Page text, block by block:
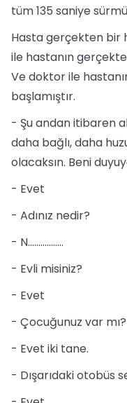
tüm 135 saniye
Hasta gerçekten bir
ile hastanın
Ve doktor ile
başlamıştır.
- Şu andan itibaren
daha bağlı, daha
olacaksın. Beni
- Evet
- Adınız nedir?
- N.................
- Evli misiniz?
- Evet
- Çocuğunuz var mı?
- Evet iki tane.
- Dışarıdaki otobüs